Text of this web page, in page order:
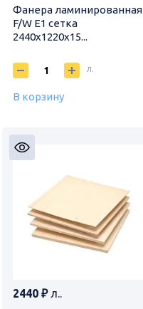
Фанера ламинированная
F/W E1 сетка
2440х1220х15...
л.
В корзину
2440 ₽л..